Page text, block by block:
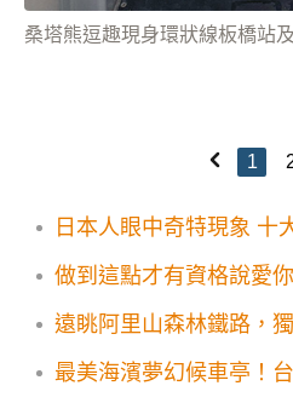
桑塔熊逗趣現身環狀線板橋站
1
日本人眼中奇特現象 十
做到這點才有資格說愛你
遠眺阿里山森林鐵路，
最美海濱夢幻候車亭！